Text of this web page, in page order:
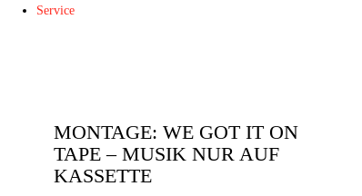
Service
MONTAGE: WE GOT IT ON
TAPE – MUSIK NUR AUF
KASSETTE